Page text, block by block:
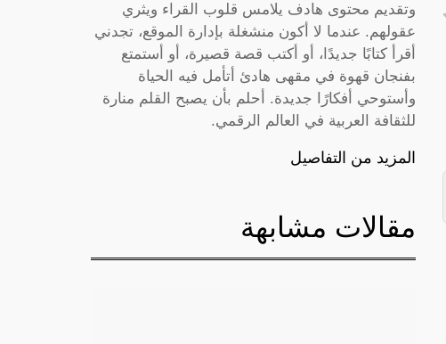
وتقديم محتوى هادف يلامس قلوب القراء ويثري
عقولهم. عندما لا أكون منشغلة بإدارة الموقع، تجدني
أقرأ كتابًا جديدًا، أو أكتب قصة قصيرة، أو أستمتع
بفنجان قهوة في مقهى هادئ أتأمل فيه الحياة
وأستوحي أفكارًا جديدة. أحلم بأن يصبح القلم منارة
للثقافة العربية في العالم الرقمي.
المزيد من التفاصيل
مقالات مشابهة